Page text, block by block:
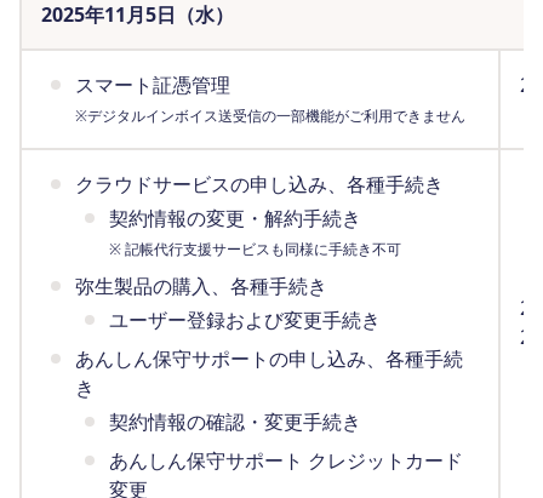
2025年11月5日（水）
スマート証憑管理
※デジタルインボイス送受信の一部機能がご利用できません
クラウドサービスの申し込み、各種手続き
契約情報の変更・解約手続き
※ 記帳代行支援サービスも同様に手続き不可
弥生製品の購入、各種手続き
ユーザー登録および変更手続き
あんしん保守サポートの申し込み、各種手続
き
契約情報の確認・変更手続き
あんしん保守サポート クレジットカード
変更